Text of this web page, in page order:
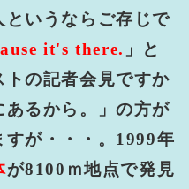
というならご存じで
it's there. 」と
の記者会見ですか
あるから。」の方が
が・・・。 1999年
が8100 ｍ地点で発見